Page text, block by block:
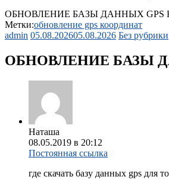
ОБНОВЛЕНИЕ БАЗЫ ДАННЫХ GPS
Метки:обновление gps координат
admin 05.08.202605.08.2026 Без рубрики
ОБНОВЛЕНИЕ БАЗЫ
Наташа
08.05.2019 в 20:12
Постоянная ссылка
где скачать базу данных gps для